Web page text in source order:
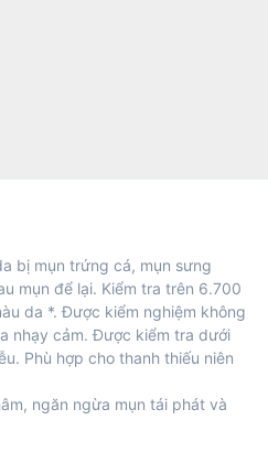
bị mụn trứng cá, mụn sưng
mụn để lại. Kiểm tra trên 6.700
da *. Được kiểm nghiệm không
nhạy cảm. Được kiểm tra dưới
Phù hợp cho thanh thiếu niên
ngăn ngừa mụn tái phát và